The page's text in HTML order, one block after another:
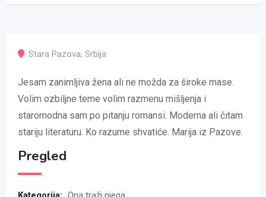
Stara Pazova, Srbija
Jesam zanimljiva žena ali ne možda za široke mase.
Volim ozbiljne teme volim razmenu mišljenja i
staromodna sam po pitanju romansi. Moderna ali čitam
stariju literaturu. Ko razume shvatiće. Marija iz Pazove.
Pregled